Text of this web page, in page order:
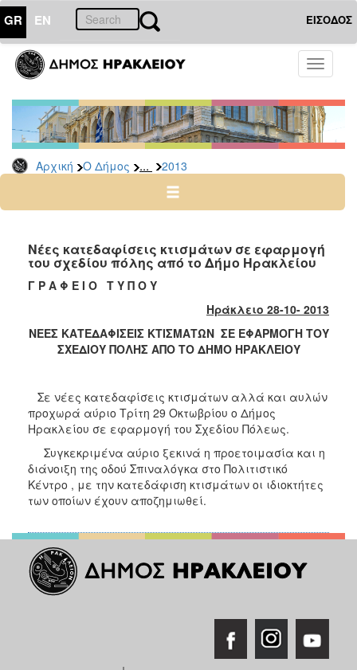
GR EN ΕΙΣΟΔΟΣ
Toggle
Αρχική Ο Δήμος ... 2013
ΔΗΜΟΣ
Δελτία
Τύπου
Αρχείο
2026
2024
2022
2021
2019
2018
2016
2015
2013
2012
2011
2006
Νέες κατεδαφίσεις κτισμάτων σε εφαρμογή
του σχεδίου πόλης από το Δήμο Ηρακλείου
Γ Ρ Α Φ Ε Ι Ο Τ Υ Π Ο Υ
Ηράκλειο 28-10- 2013
ΝΕΕΣ ΚΑΤΕΔΑΦΙΣΕΙΣ ΚΤΙΣΜΑΤΩΝ ΣΕ ΕΦΑΡΜΟΓΗ ΤΟΥ
ΣΧΕΔΙΟΥ ΠΟΛΗΣ ΑΠΟ ΤΟ ΔΗΜΟ ΗΡΑΚΛΕΙΟΥ
Σε νέες κατεδαφίσεις κτισμάτων αλλά και αυλών
προχωρά αύριο Τρίτη 29 Οκτωβρίου ο Δήμος
Ηρακλείου σε εφαρμογή του Σχεδίου Πόλεως.
Συγκεκριμένα αύριο ξεκινά η προετοιμασία και η
διάνοιξη της οδού Σπιναλόγκα στο Πολιτιστικό
Κέντρο , με την κατεδάφιση κτισμάτων οι ιδιοκτήτες
των οποίων έχουν αποζημιωθεί.